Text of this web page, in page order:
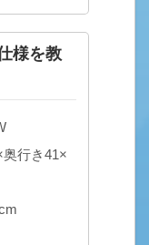
様を教
行き41×